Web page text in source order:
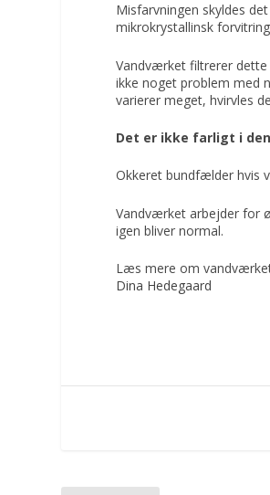
Misfarvningen skyldes
mikrokrystallinsk
Vandværket filtrerer
ikke noget problem med
varierer meget, hvirvles
Det er ikke farligt i
Okkeret bundfælder hvis
Vandværket arbejder for
igen bliver normal.
Læs mere om
Dina Hedegaard